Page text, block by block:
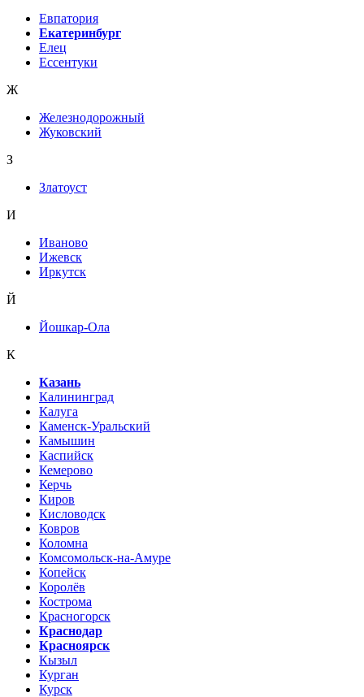
Евпатория
Екатеринбург
Елец
Ессентуки
Ж
Железнодорожный
Жуковский
З
Златоуст
И
Иваново
Ижевск
Иркутск
Й
Йошкар-Ола
К
Казань
Калининград
Калуга
Каменск-Уральский
Камышин
Каспийск
Кемерово
Керчь
Киров
Кисловодск
Ковров
Коломна
Комсомольск-на-Амуре
Копейск
Королёв
Кострома
Красногорск
Краснодар
Красноярск
Кызыл
Курган
Курск